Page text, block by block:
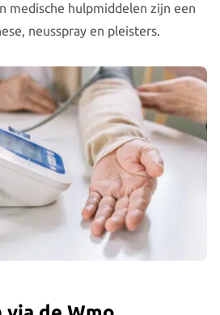
medische hulpmiddelen zijn een
neusspray en pleisters.